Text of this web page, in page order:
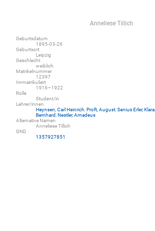
Anneliese Tillich
Geburtsdatum
1895-03-26
Geburtsort
Leipzig
Geschlecht
weiblich
Matrikelnummer
12397
Immatrikuliert
1916–1922
Rolle
Student/in
Lehrer/innen
Heynsen, Carl Heinrich Proft, August Senius Erler, Klara
Bernhard Nestler, Amadeus
Alternative Namen
Anneliese Tillich
GND
1357927851